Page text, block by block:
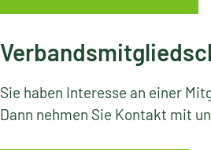
Sie haben Interesse an einer
Dann nehmen Sie Kontakt mit